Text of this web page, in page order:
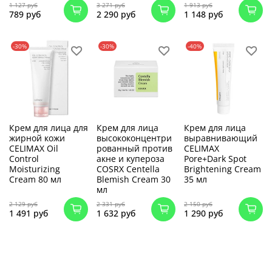
1 127 руб
789 руб
3 271 руб
2 290 руб
1 913 руб
1 148 руб
-30%
Крем для лица для
жирной кожи
CELIMAX Oil
Control
Moisturizing
Cream 80 мл
2 129 руб
1 491 руб
-30%
Крем для лица
высококонцентри
рованный против
акне и купероза
COSRX Centella
Blemish Cream 30
мл
2 331 руб
1 632 руб
-40%
Крем для лица
выравнивающий
CELIMAX
Pore+Dark Spot
Brightening Cream
35 мл
2 150 руб
1 290 руб